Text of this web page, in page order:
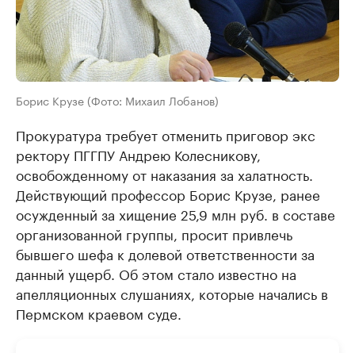
Борис Крузе (Фото: Михаил Лобанов)
Прокуратура требует отменить приговор экс
ректору ПГГПУ Андрею Колесникову,
освобожденному от наказания за халатность.
Действующий профессор Борис Крузе, ранее
осужденный за хищение 25,9 млн руб. в составе
организованной группы, просит привлечь
бывшего шефа к долевой ответственности за
данный ущерб. Об этом стало известно на
апелляционных слушаниях, которые начались в
Пермском краевом суде.